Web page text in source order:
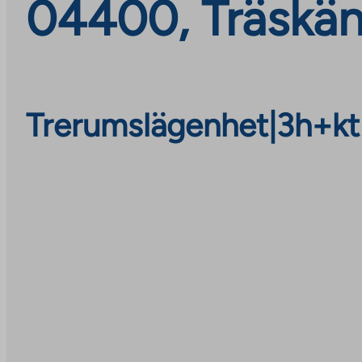
04400,
Trerumslägenhet| 3h+kt|